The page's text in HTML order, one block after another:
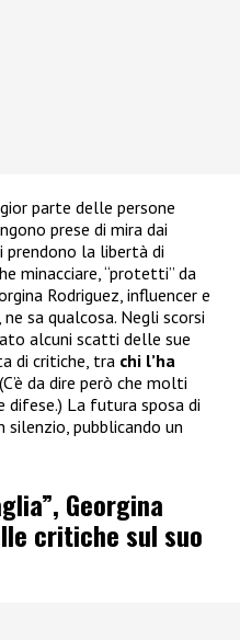
parte delle persone
prese di mira dai
prendono la libertà di
minacciare, “protetti” da
Rodriguez, influencer e
sa qualcosa. Negli scorsi
alcuni scatti delle sue
di critiche, tra chi l’ha
da dire però che molti
difese.) La futura sposa di
silenzio, pubblicando un
Georgina
critiche sul suo